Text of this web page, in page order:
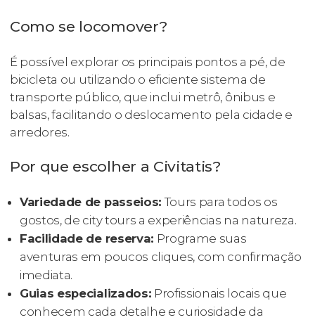
Como se locomover?
É possível explorar os principais pontos a pé, de
bicicleta ou utilizando o eficiente sistema de
transporte público, que inclui metrô, ônibus e
balsas, facilitando o deslocamento pela cidade e
arredores.
Por que escolher a Civitatis?
Variedade de passeios: Tours para todos os
gostos, de city tours a experiências na natureza.
Facilidade de reserva: Programe suas
aventuras em poucos cliques, com confirmação
imediata.
Guias especializados: Profissionais locais que
conhecem cada detalhe e curiosidade da